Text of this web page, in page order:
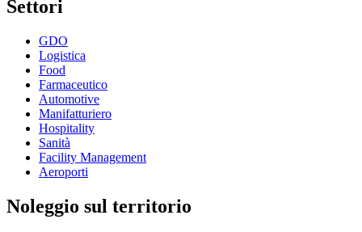
Settori
GDO
Logistica
Food
Farmaceutico
Automotive
Manifatturiero
Hospitality
Sanità
Facility Management
Aeroporti
Noleggio sul territorio